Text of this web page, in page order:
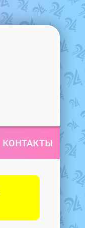
КОНТАКТЫ